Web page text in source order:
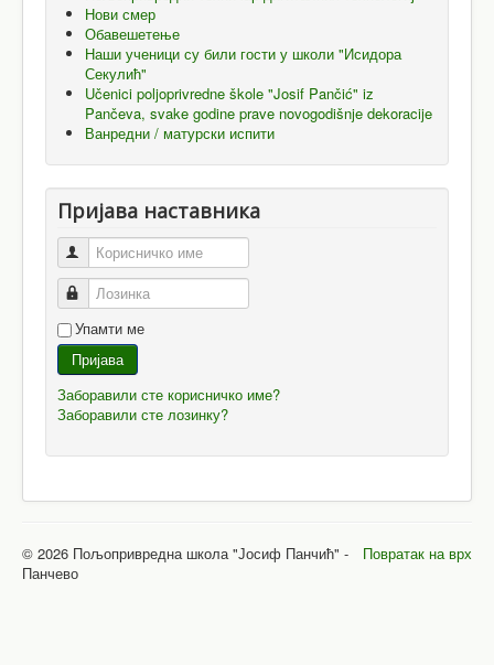
Нови смер
Обавешетење
Наши ученици су били гости у школи "Исидора
Секулић"
Učenici poljoprivredne škole "Josif Pančić" iz
Pančeva, svake godine prave novogodišnje dekoracije
Ванредни / матурски испити
Пријава наставника
Корисничко име
Лозинка
Упамти ме
Пријава
Заборавили сте корисничко име?
Заборавили сте лозинку?
Повратак на врх
© 2026 Пољопривредна школа "Јосиф Панчић" -
Панчево